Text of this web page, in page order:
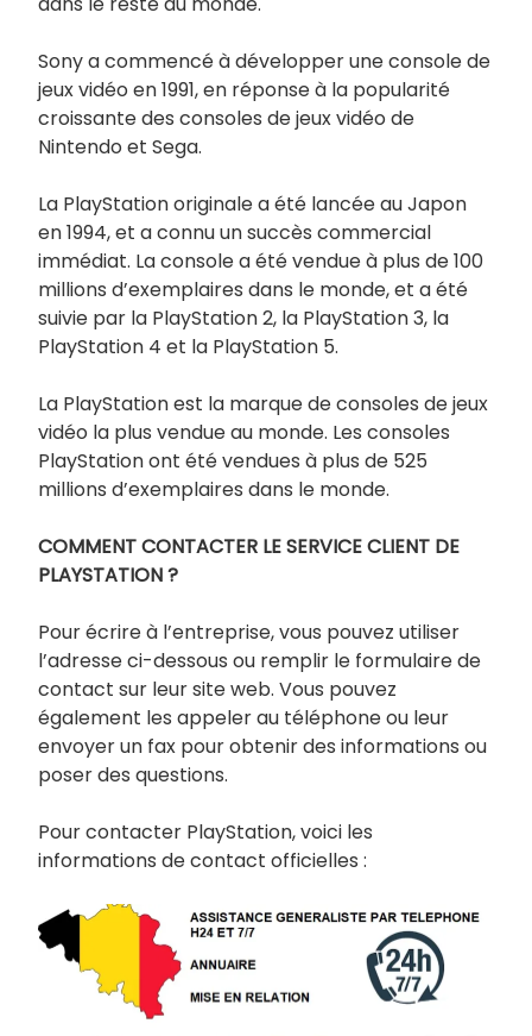
Sony a commencé à développer une console de
jeux vidéo en 1991, en réponse à la popularité
croissante des consoles de jeux vidéo de
Nintendo et Sega.
La PlayStation originale a été lancée au Japon
en 1994, et a connu un succès commercial
immédiat. La console a été vendue à plus de 100
millions d’exemplaires dans le monde, et a été
suivie par la PlayStation 2, la PlayStation 3, la
PlayStation 4 et la PlayStation 5.
La PlayStation est la marque de consoles de jeux
vidéo la plus vendue au monde. Les consoles
PlayStation ont été vendues à plus de 525
millions d’exemplaires dans le monde.
COMMENT CONTACTER LE SERVICE CLIENT DE
PLAYSTATION ?
Pour écrire à l’entreprise, vous pouvez utiliser
l’adresse ci-dessous ou remplir le formulaire de
contact sur leur site web. Vous pouvez
également les appeler au téléphone ou leur
envoyer un fax pour obtenir des informations ou
poser des questions.
Pour contacter PlayStation, voici les
informations de contact officielles :